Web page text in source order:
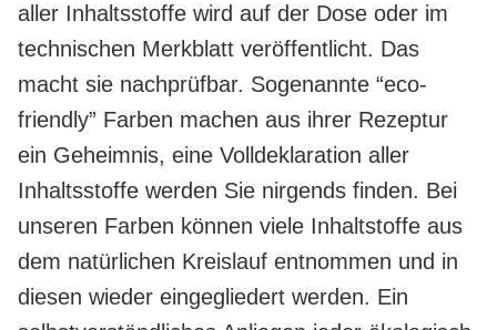
aller Inhaltsstoffe wird auf der Dose oder im
technischen Merkblatt veröffentlicht. Das
macht sie nachprüfbar. Sogenannte “eco-
friendly” Farben machen aus ihrer Rezeptur
ein Geheimnis, eine Volldeklaration aller
Inhaltsstoffe werden Sie nirgends finden. Bei
unseren Farben können viele Inhaltstoffe aus
dem natürlichen Kreislauf entnommen und in
diesen wieder eingegliedert werden. Ein